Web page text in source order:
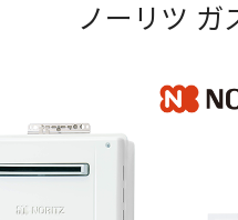
ノーリツ ガ